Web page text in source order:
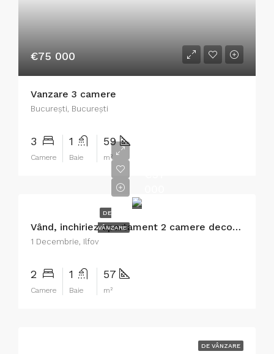
€75 000
Vanzare 3 camere
București, București
3
Camere
1
Baie
59
m²
DE
VÂNZARE Vând, inchiriez apartament 2 camere decomandat confort 1 sporit
1 Decembrie, Ilfov
2
Camere
1
Baie
57
m²
DE VÂNZARE